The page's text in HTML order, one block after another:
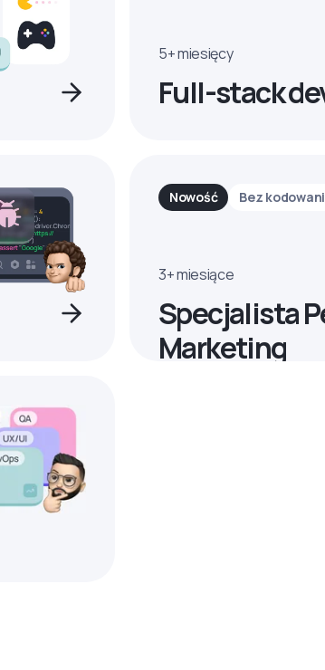
5+ miesięcy
Full-stack
Nowość Bez
3+ miesiące
Specjalista
Marketing